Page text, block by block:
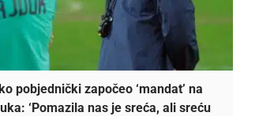
pobjednički započeo ‘mandat’ na
‘Pomazila nas je sreća, ali sreću